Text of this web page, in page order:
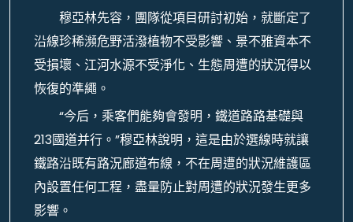
穆亞林先容，團隊從項目研討初始，就斷定了
沿線珍稀瀕危野活潑植物不受影響、景不雅資本不
受損壞、江河水源不受淨化、生態周遭的狀況得以
恢復的準繩。
“今后，乘客們能夠會發明，鐵道路路基礎與
213國道并行。”穆亞林說明，這是由於選線時就讓
鐵路沿既有路況廊道布線，不在周遭的狀況維護區
內設置任何工程，盡量防止對周遭的狀況發生更多
影響。